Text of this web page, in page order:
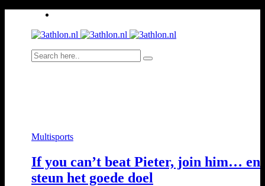
Multisports
If you can’t beat Pieter, join him… en
steun het goede doel